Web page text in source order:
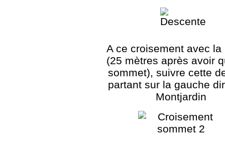
A ce croisement avec la
(25 mètres après avoir
sommet), suivre cette
partant sur la gauche
Montjardin